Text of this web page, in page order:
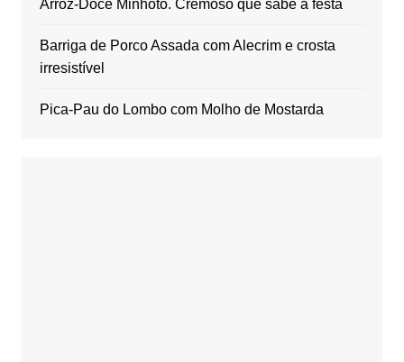
Arroz-Doce Minhoto. Cremoso que sabe a festa
Barriga de Porco Assada com Alecrim e crosta
irresistível
Pica-Pau do Lombo com Molho de Mostarda